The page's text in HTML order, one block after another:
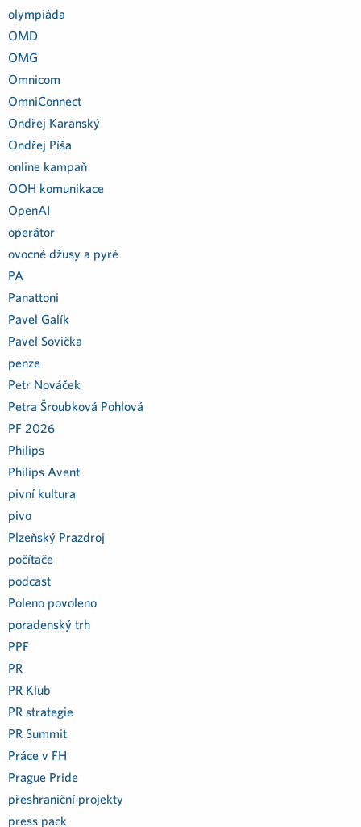
olympiáda
OMD
OMG
Omnicom
OmniConnect
Ondřej Karanský
Ondřej Píša
online kampaň
OOH komunikace
OpenAI
operátor
ovocné džusy a pyré
PA
Panattoni
Pavel Galík
Pavel Sovička
penze
Petr Nováček
Petra Šroubková Pohlová
PF 2026
Philips
Philips Avent
pivní kultura
pivo
Plzeňský Prazdroj
počítače
podcast
Poleno povoleno
poradenský trh
PPF
PR
PR Klub
PR strategie
PR Summit
Práce v FH
Prague Pride
přeshraniční projekty
press pack